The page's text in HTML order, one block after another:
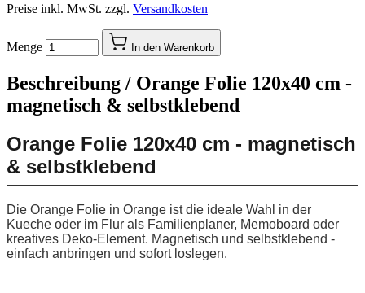
Preise inkl. MwSt. zzgl. Versandkosten
Menge In den Warenkorb
Beschreibung / Orange Folie 120x40 cm -
magnetisch & selbstklebend
Orange Folie 120x40 cm - magnetisch
& selbstklebend
Die Orange Folie in Orange ist die ideale Wahl in der
Kueche oder im Flur als Familienplaner, Memoboard oder
kreatives Deko-Element. Magnetisch und selbstklebend -
einfach anbringen und sofort loslegen.